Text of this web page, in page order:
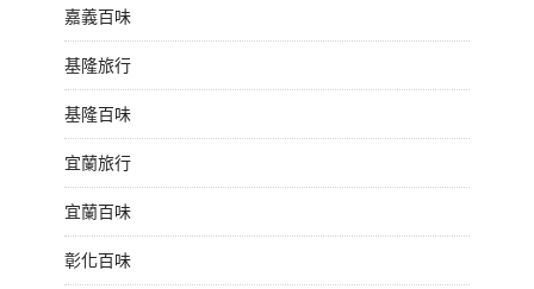
嘉義百味
基隆旅行
基隆百味
宜蘭旅行
宜蘭百味
彰化百味